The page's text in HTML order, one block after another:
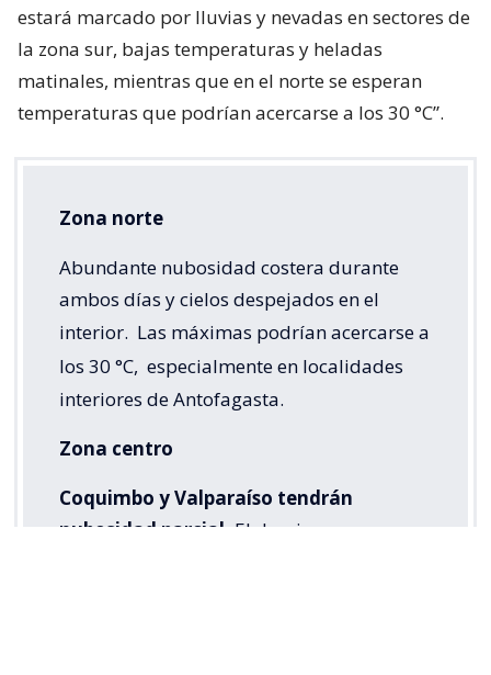
estará marcado por lluvias y nevadas en sectores de
la zona sur, bajas temperaturas y heladas
matinales, mientras que en el norte se esperan
temperaturas que podrían acercarse a los 30 °C”.
Zona norte
Abundante nubosidad costera durante
ambos días y cielos despejados en el
interior. Las máximas podrían acercarse a
los 30 °C, especialmente en localidades
interiores de Antofagasta.
Zona centro
Coquimbo y Valparaíso tendrán
nubosidad parcial. El domingo, en